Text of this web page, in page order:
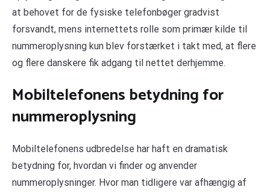
at behovet for de fysiske telefonbøger gradvist
forsvandt, mens internettets rolle som primær kilde til
nummeroplysning kun blev forstærket i takt med, at flere
og flere danskere fik adgang til nettet derhjemme.
Mobiltelefonens betydning for
nummeroplysning
Mobiltelefonens udbredelse har haft en dramatisk
betydning for, hvordan vi finder og anvender
nummeroplysninger. Hvor man tidligere var afhængig af